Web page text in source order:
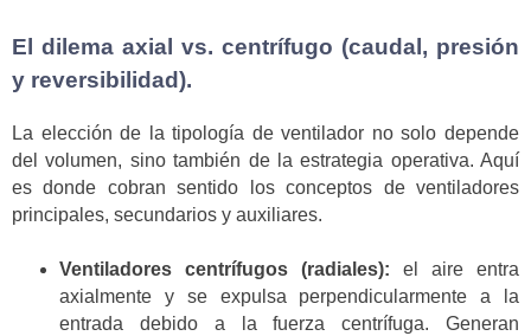
El dilema axial vs. centrífugo (caudal, presión
y reversibilidad).
La elección de la tipología de ventilador no solo depende
del volumen, sino también de la estrategia operativa. Aquí
es donde cobran sentido los conceptos de ventiladores
principales, secundarios y auxiliares.
Ventiladores centrífugos (radiales): el aire entra
axialmente y se expulsa perpendicularmente a la
entrada debido a la fuerza centrífuga. Generan